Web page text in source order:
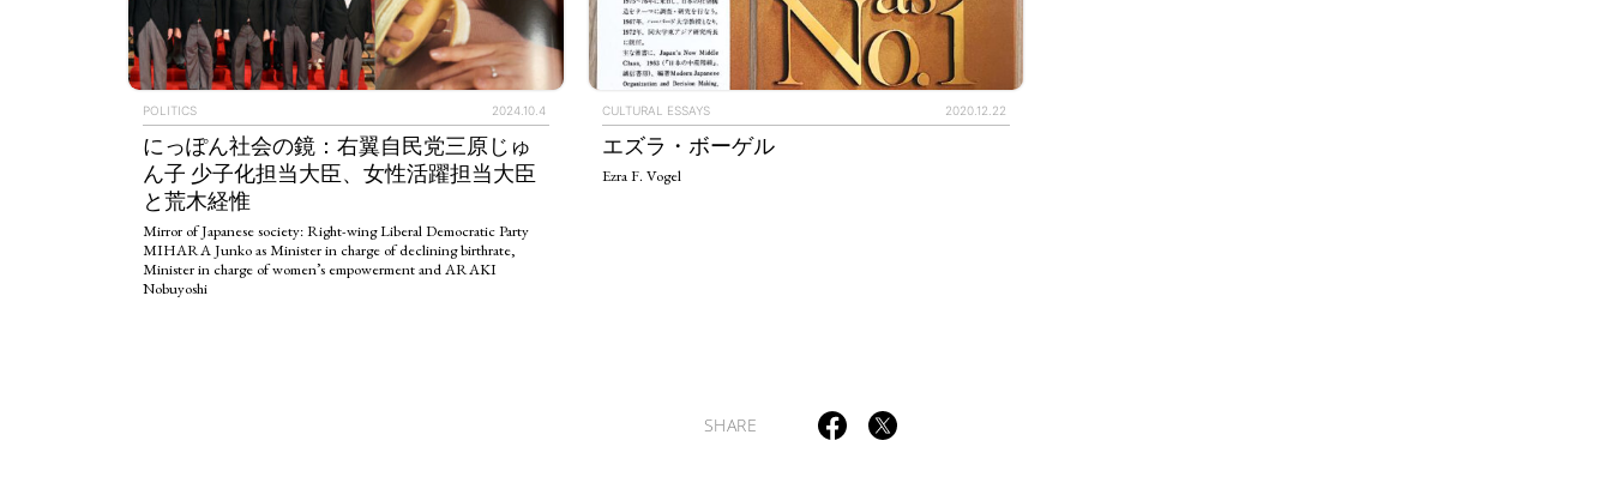
ART WORLD CULTURAL ESSAYS POP CULTURE JP-SOCIETY POLITICS
POLITICS 2024.10.4
にっぽん社会の鏡：右翼自民党三原じゅ
ん子 少子化担当大臣、女性活躍担当大臣
と荒木経惟
Mirror of Japanese society: Right-wing Liberal Democratic Party
MIHARA Junko as Minister in charge of declining birthrate,
Minister in charge of women’s empowerment and ARAKI
Nobuyoshi
CULTURAL ESSAYS 2020.12.22
エズラ・ボーゲル
Ezra F. Vogel
SHARE